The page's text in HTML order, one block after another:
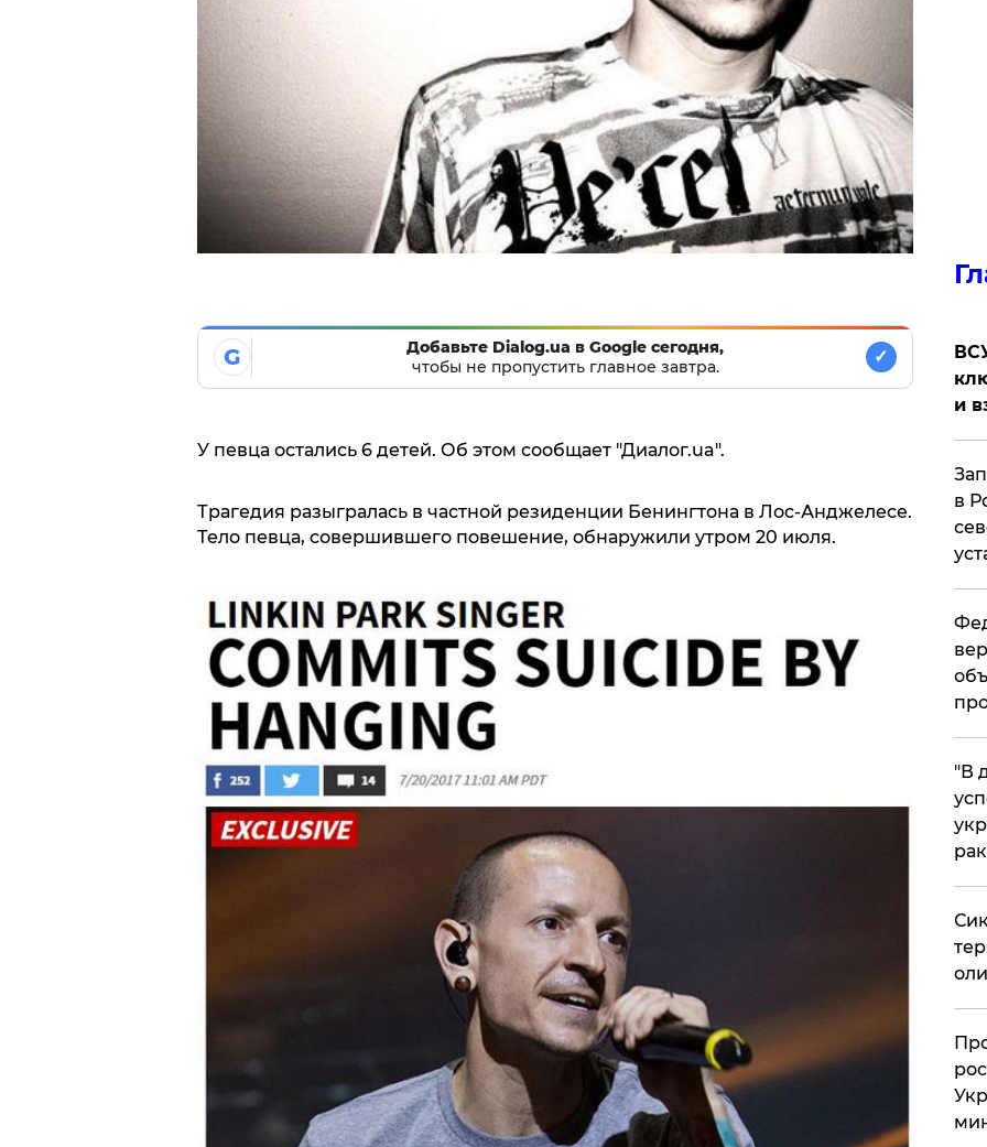
G
Добавьте Dialog.ua в Google сегодня,
чтобы не пропустить главное завтра.
✓
У певца остались 6 детей. Об этом сообщает "Диалог.ua".
Трагедия разыгралась в частной резиденции Бенингтона в Лос-Анджелесе.
Тело певца, совершившего повешение, обнаружили утром 20 июля.
и
в
​"В